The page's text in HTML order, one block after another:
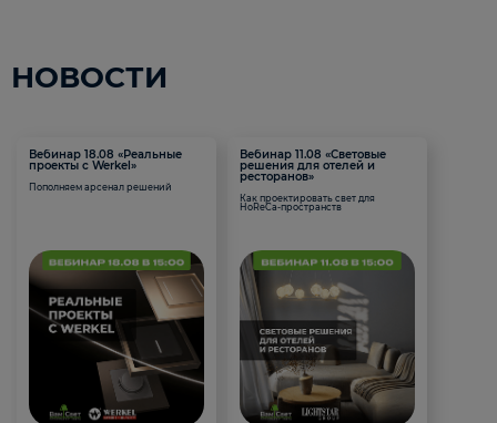
НОВОСТИ
Вебинар 18.08 «Реальные
проекты с Werkel»
Пополняем арсенал решений
Вебинар 11.08 «Световые
решения для отелей и
ресторанов»
Как проектировать свет для
HoReCa-пространств